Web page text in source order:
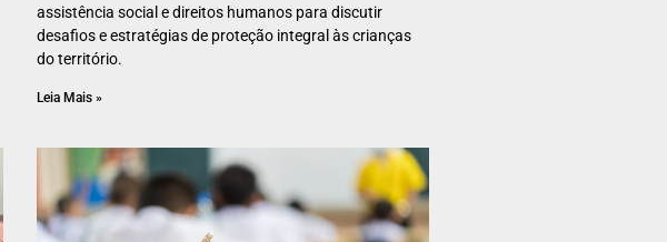
assistência social e direitos humanos para discutir
desafios e estratégias de proteção integral às crianças
do território.
Leia Mais »